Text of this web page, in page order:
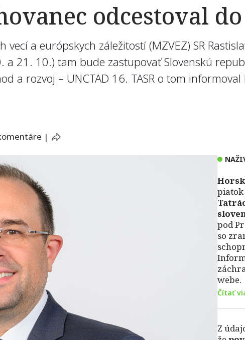
odcestoval
a európskych záležitostí (MZVEZ) SR
a 21. 10.) tam bude zastupovať Slovenskú
a rozvoj – UNCTAD 16. TASR o tom
|
pod
so
webe.
Čítať
Z